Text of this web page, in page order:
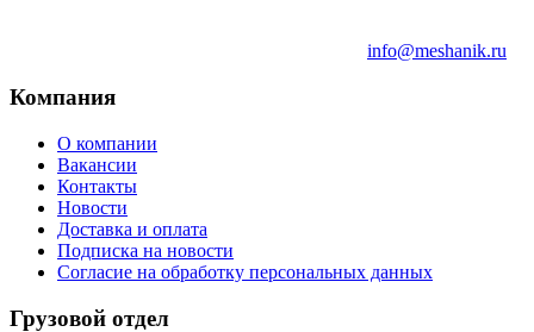
info@meshanik.ru
Компания
О компании
Вакансии
Контакты
Новости
Доставка и оплата
Подписка на новости
Согласие на обработку персональных данных
Грузовой отдел